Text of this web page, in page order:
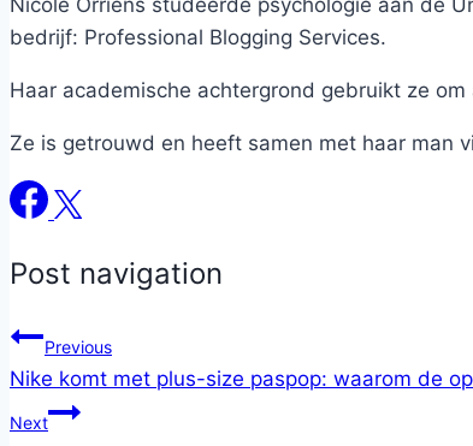
Nicole Orriëns studeerde psychologie aan de
bedrijf: Professional Blogging Services.
Haar academische achtergrond gebruikt ze
Ze is getrouwd en heeft samen met haar man
Post navigation
Previous
Nike komt met plus-size paspop: waarom de
Next